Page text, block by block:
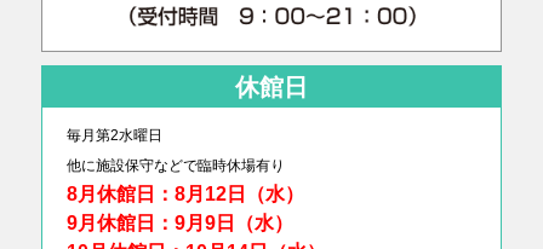
休館日
毎月第2水曜日
他に施設保守などで臨時休場有り
8月休館日：8月12日（水）
9月休館日：9月9日（水）